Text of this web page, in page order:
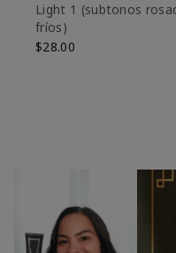
Light 1​ (subtonos
fríos)
$28.00